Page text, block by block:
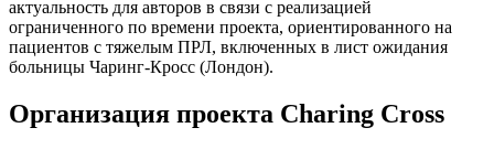
актуальность для авторов в связи с реализацией
ограниченного по времени проекта, ориентированного на
пациентов с тяжелым ПРЛ, включенных в лист ожидания
больницы Чаринг-Кросс (Лондон).
Организация проекта Charing Cross